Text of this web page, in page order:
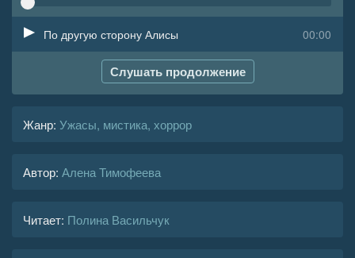
00:00
По другую сторону Алисы
Слушать продолжение
Жанр: Ужасы, мистика, хоррор
Автор: Алена Тимофеева
Читает: Полина Васильчук